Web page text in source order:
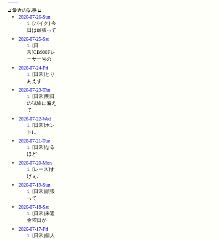
□ 最近の記事 □
2026-07-26-Sun
1
. [バイク] 今
日は頑張って
2026-07-25-Sat
1
. [日
常]CB900Fレ
ーサー号の
2026-07-24-Fri
1
. [日常]とり
あえず
2026-07-23-Thu
1
. [日常]明日
の試験に備え
て
2026-07-22-Wed
1
. [日常]ホン
トに
2026-07-21-Tue
1
. [日常]なる
ほど
2026-07-20-Mon
1
. [レース]す
げぇ。
2026-07-19-Sun
1
. [日常]頑張
って
2026-07-18-Sat
1
. [日常]来週
金曜日が
2026-07-17-Fri
1
. [日常]個人